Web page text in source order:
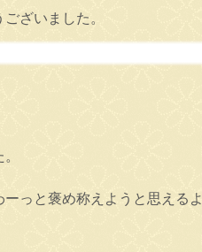
ざいました。
っと褒め称えようと思えるよ